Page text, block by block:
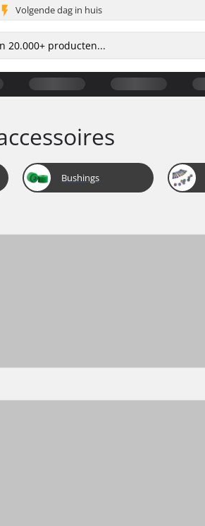
Volgende dag in huis
Bushings